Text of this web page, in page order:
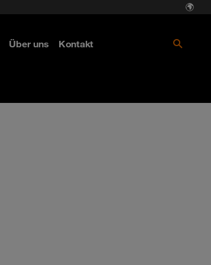
Über uns Kontakt